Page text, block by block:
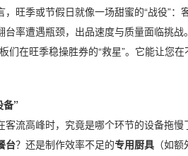
，旺季或节假日就像一场甜蜜的“战役”
台率遭遇瓶颈，出品速度与质量面临挑
们在旺季稳操胜券的“救星”。它能让您
备”
客流高峰时，究竟是哪个环节的设备拖
台？还是制作效率不足的专用厨具 （如